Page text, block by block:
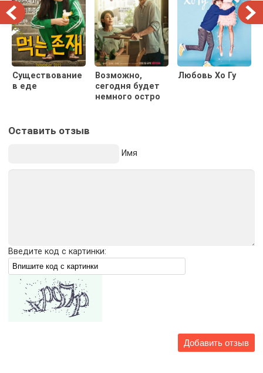
Существование
в еде
Возможно,
сегодня будет
немного остро
Любовь Хо Гу
Оставить отзыв
Имя
Введите код с картинки: